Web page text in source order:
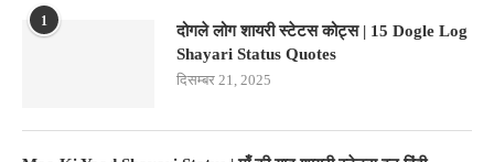
1
दोगले लोग शायरी स्टेटस कोट्स | 15 Dogle Log
Shayari Status Quotes
दिसम्बर 21, 2025